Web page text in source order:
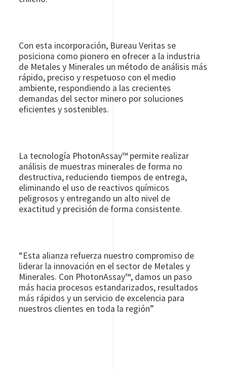
Con esta incorporación, Bureau Veritas se
posiciona como pionero en ofrecer a la industria
de Metales y Minerales un método de análisis más
rápido, preciso y respetuoso con el medio
ambiente, respondiendo a las crecientes
demandas del sector minero por soluciones
eficientes y sostenibles.
La tecnología PhotonAssay™ permite realizar
análisis de muestras minerales de forma no
destructiva, reduciendo tiempos de entrega,
eliminando el uso de reactivos químicos
peligrosos y entregando un alto nivel de
exactitud y precisión de forma consistente.
“Esta alianza refuerza nuestro compromiso de
liderar la innovación en el sector de Metales y
Minerales. Con PhotonAssay™, damos un paso
más hacia procesos estandarizados, resultados
más rápidos y un servicio de excelencia para
nuestros clientes en toda la región”